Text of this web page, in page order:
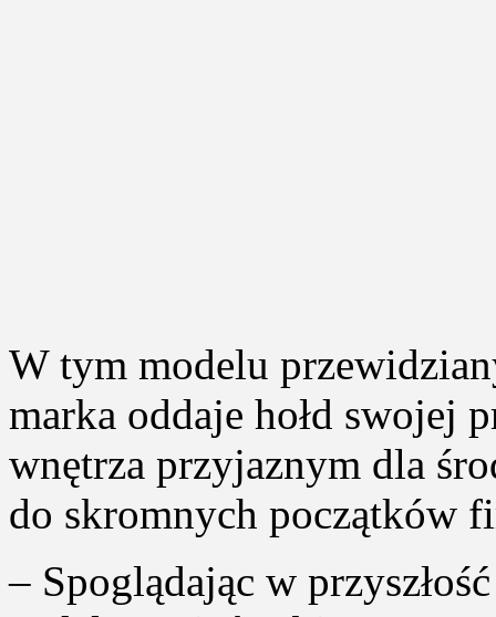
W tym modelu
marka oddaje hołd swojej
wnętrza przyjaznym dla
do skromnych początków
– Spoglądając w